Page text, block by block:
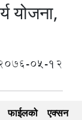
योजना,
05-12
फाईलको
एक्सन